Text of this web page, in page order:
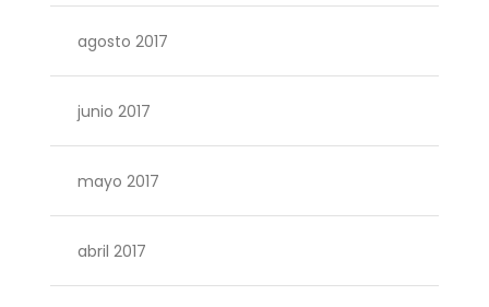
agosto 2017
junio 2017
mayo 2017
abril 2017